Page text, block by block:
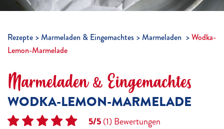
Rezepte Marmeladen & Eingemachtes Marmeladen
Wodka-
Lemon-Marmelade
Marmeladen & Eingemachtes
WODKA-LEMON-MARMELADE
5/5(1)Bewertungen